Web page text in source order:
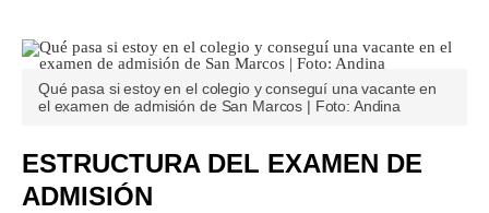
Qué pasa si estoy en el colegio y conseguí una vacante en
el examen de admisión de San Marcos | Foto: Andina
ESTRUCTURA DEL EXAMEN DE
ADMISIÓN